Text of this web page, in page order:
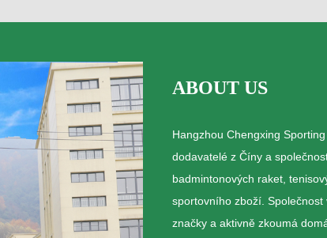
ABOUT US
Hangzhou Chengxing
dodavatelé z Číny a
badmintonových raket,
sportovního zboží.
značky a aktivně zkoumá